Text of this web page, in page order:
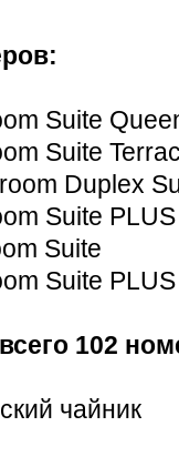
Suite
Suite
Duplex
Suite
Suite
Suite
102
чайник